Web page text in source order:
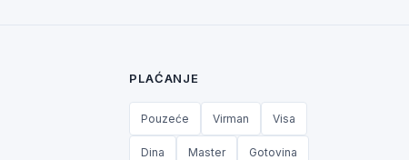
PLAĆANJE
Pouzeće Virman Visa
Dina Master Gotovina